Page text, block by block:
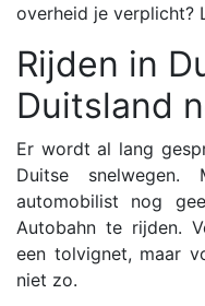
overheid je verplicht?
Rijden in
Duitsland
Er wordt al lang
Duitse
automobilist nog
Autobahn te rijden.
een tolvignet, maar
niet zo.